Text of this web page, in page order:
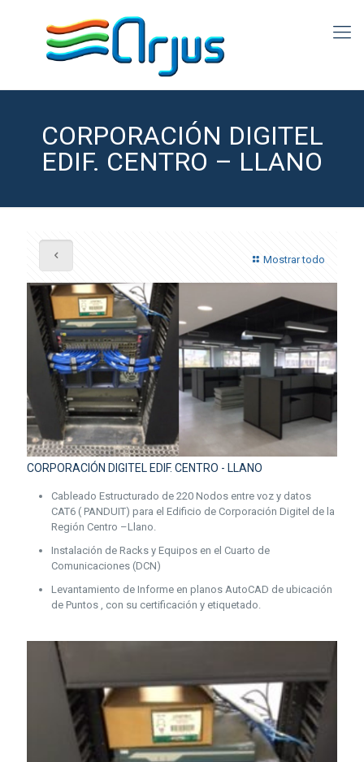
CORPORACIÓN DIGITEL
EDIF. CENTRO – LLANO
Mostrar todo
CORPORACIÓN DIGITEL EDIF. CENTRO - LLANO
Cableado Estructurado de 220 Nodos entre voz y datos
CAT6 ( PANDUIT) para el Edificio de Corporación Digitel de la
Región Centro –Llano.
Instalación de Racks y Equipos en el Cuarto de
Comunicaciones (DCN)
Levantamiento de Informe en planos AutoCAD de ubicación
de Puntos , con su certificación y etiquetado.